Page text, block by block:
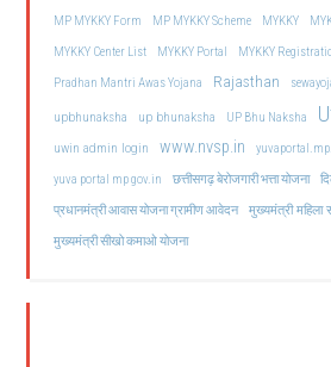
MP MYKKY Form
MP MYKKY Scheme MYKKY
MYKKY Center List
MYKKY Portal MYKKY
Pradhan Mantri Awas Yojana
Rajasthan
upbhunaksha up bhunaksha UP Bhu Naksha
uwin admin login www.nvsp.in
yuva portal mp gov.in
छत्तीसगढ़ बेरोजगारी भत्ता योजना
प्रधानमंत्री आवास योजना ग्रामीण आवेदन मुख्यमंत्री महिला
मुख्यमंत्री सीखो कमाओ योजना